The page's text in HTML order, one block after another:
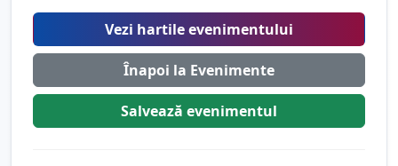
Vezi hartile evenimentului
Înapoi la Evenimente
Salvează evenimentul